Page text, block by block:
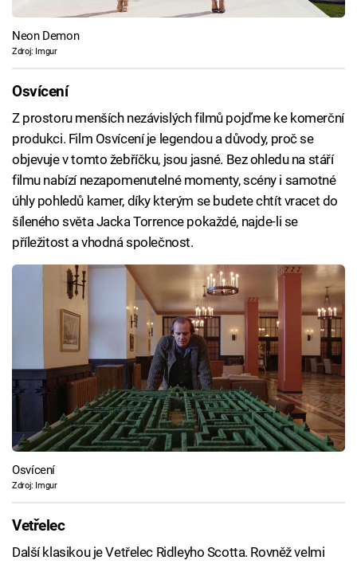
Neon Demon
Zdroj: Imgur
Osvícení
Z prostoru menších nezávislých filmů pojďme ke komerční
produkci. Film Osvícení je legendou a důvody, proč se
objevuje v tomto žebříčku, jsou jasné. Bez ohledu na stáří
filmu nabízí nezapomenutelné momenty, scény i samotné
úhly pohledů kamer, díky kterým se budete chtít vracet do
šíleného světa Jacka Torrence pokaždé, najde-li se
příležitost a vhodná společnost.
Osvícení
Zdroj: Imgur
Vetřelec
Další klasikou je Vetřelec Ridleyho Scotta. Rovněž velmi